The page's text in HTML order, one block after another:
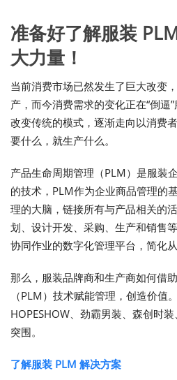
准备好了解服装
大力量！
当前消费市场已然发生了巨大改变
产，而今消费需求的变化正在“倒逼
改变传统的模式，逐渐走向以消
要什么，就生产什么。
产品生命周期管理（PLM）是服装
的技术，PLM作为企业商品管理的
理的大脑，链接所有与产品相关的
划、设计开发、采购、生产和销售
协同作业的数字化管理平台，简化
那么，服装品牌商和生产商如何借
（PLM）技术赋能管理，创造价值
HOPESHOW、劲霸男装、森创时
突围。
了解服装 PLM 解决方案